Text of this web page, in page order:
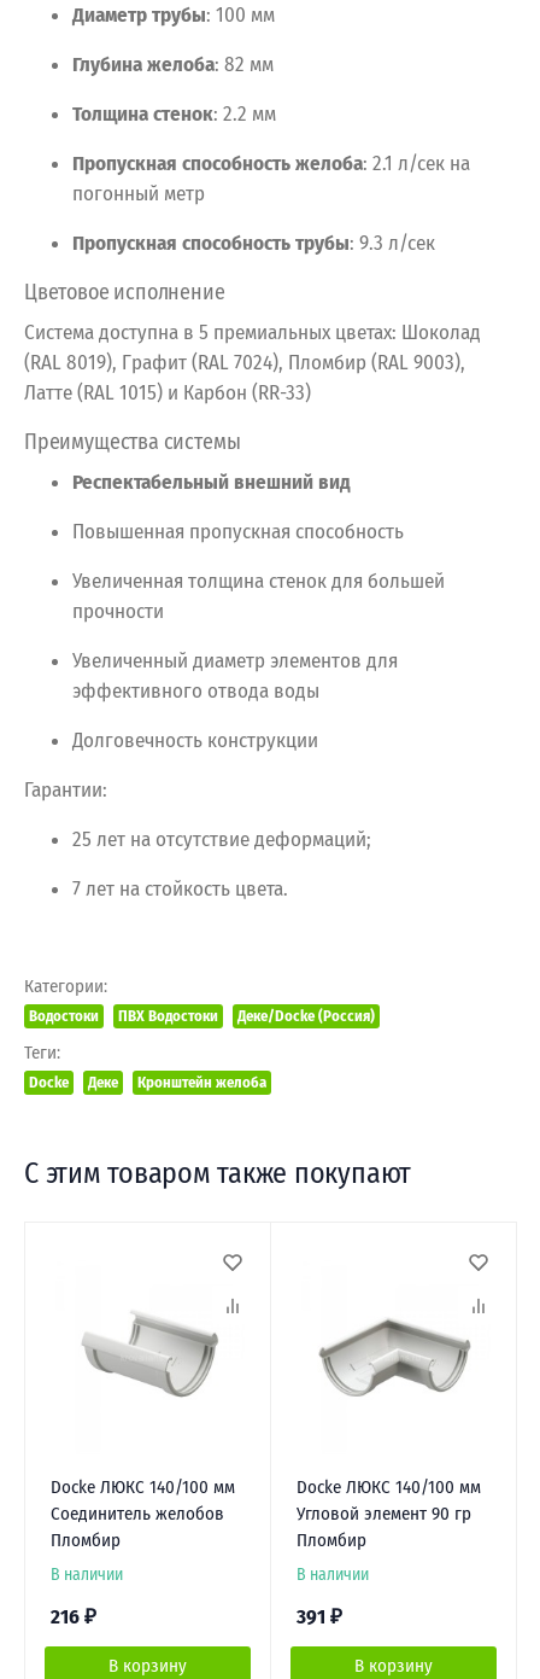
Диаметртрубы: 100 мм
Глубинажелоба: 82 мм
Толщинастенок: 2.2 мм
Пропускная способностьжелоба: 2.1 л/сек на
погонный метр
Пропускная способностьтрубы: 9.3 л/сек
Цветовое исполнение
Системадоступна в 5 премиальных цветах: Шоколад
(RAL 8019), Графит (RAL 7024), Пломбир (RAL 9003),
Латте (RAL 1015) и Карбон (RR-33)
Преимущества системы
Респектабельный внешний вид
Повышенная пропускная способность
Увеличенная толщина стенокдля большей
прочности
Увеличенный диаметр элементов для
эффективного отвода воды
Долговечность конструкции
Гарантии:
25 лет на отсутствиедеформаций;
7лет на стойкость цвета.
Категории:
Водостоки ПВХ Водостоки Деке/Docke (Россия)
Теги:
Docke Деке Кронштейн желоба
С этим товаром также покупают
Docke ЛЮКС 140/100 мм
Соединитель желобов
Пломбир
В наличии
216 ₽
В корзину
Docke ЛЮКС 140/100 мм
Угловой элемент 90 гр
Пломбир
В наличии
391 ₽
В корзину